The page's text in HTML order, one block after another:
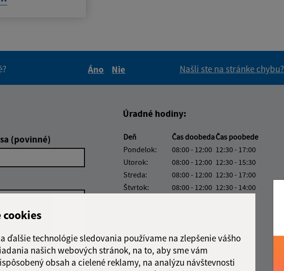
ďalšie technológie sledovania používame na zlepšenie vášho
našich webových stránok, na to, aby sme vám
obsah a cielené reklamy, na analýzu návštevnosti
Áno
Nie
Našli ste na stránke chybu?
(povinné)
Úradné hodiny:
Deň Čas doobedaČas poobede
Pondelok:
08:00 - 12:00 12:30 - 17:00
Utorok:
08:00 - 12:00 12:30 - 15:30
Streda:
08:00 - 12:00 12:30 - 17:00
Štvrtok:
08:00 - 12:00 12:30 - 14:00